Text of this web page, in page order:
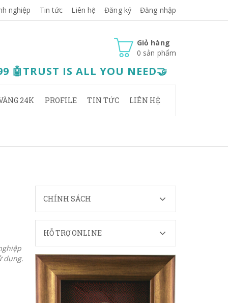
nghiệp Tin tức Liên hệ Đăng ký Đăng nhập
Giỏ hàng
0 sản phẩm
🤖TRUST IS ALL YOU NEED🤝
24K PROFILE TIN TỨC LIÊN HỆ
dụng.
CHÍNH SÁCH
HỖ TRỢ ONLINE